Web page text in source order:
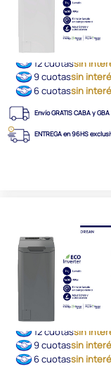
12 cuotassin
9 cuotassin
6 cuotassin
Envío GRATIS CABA y GBA
ENTREGA en 96HS
12 cuotassin
9 cuotassin
6 cuotassin